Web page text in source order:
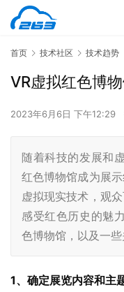
首页 技术社区 技术趋势
VR虚拟红色博
2023年6月6日 下午12:29
随着科技的发展和
红色博物馆成为展
虚拟现实技术，观
感受红色历史的魅
色博物馆，以及一些
1、确定展览内容和主